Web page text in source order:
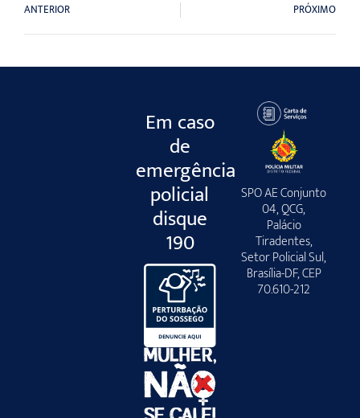
ANTERIOR PRÓXIMO
Em caso
de
emergência
policial
disque
190
SPO AE Conjunto
04, QCG,
Palácio
Tiradentes,
Setor Policial Sul,
Brasília-DF, CEP
70.610-212